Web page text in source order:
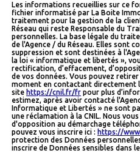
Les informations recueillies sur ce
fichier informatisé par La Boite
traitement pour la gestion de la
Réseau qui reste Responsable du
personnelles. La base légale du
de l'Agence / du Réseau. Elles sont
suppression et sont destinées à
la loi « informatique et libertés »,
rectification, d’effacement,
de vos données. Vous pouvez
moment en contactant directement
site https://cnil.fr/fr pour plus
estimez, après avoir contacté
Informatique et Libertés » ne sont
une réclamation à la CNIL. Nous
d'opposition au démarchage
pouvez vous inscrire ici : https://
protection des Données
inscrire de Données sensibles dans